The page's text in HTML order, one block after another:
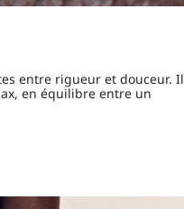
entre rigueur et douceur. Il
en équilibre entre un